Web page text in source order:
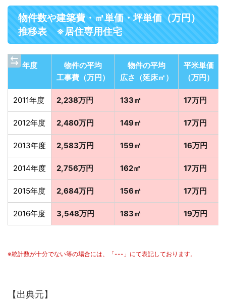
物件数や建築費・㎡単価・坪単価（万円）
推移表 ※居住専用住宅
年度
物件の平均
工事費（万円）
物件の平均
広さ（延床㎡）
平米単価
（万円）
2011年度 2,238万円 133㎡ 17万円
2012年度 2,480万円 149㎡ 17万円
2013年度 2,583万円 159㎡ 16万円
2014年度 2,756万円 162㎡ 17万円
2015年度 2,684万円 156㎡ 17万円
2016年度 3,548万円 183㎡ 19万円
※統計数が十分でない等の場合には、「---」にて表記しております。
【出典元】